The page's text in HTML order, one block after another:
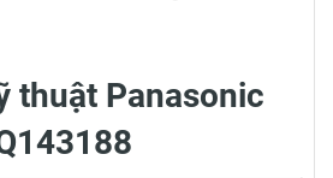
thuật Panasonic